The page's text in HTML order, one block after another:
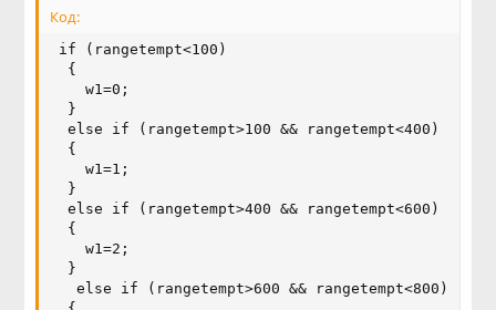
Код:
if (rangetempt<100)
  {
    w1=0;
  }
  else if (rangetempt>100 && rangetempt<400)
  {
    w1=1;
  }
  else if (rangetempt>400 && rangetempt<600)
  {
    w1=2;
  }
   else if (rangetempt>600 && rangetempt<800)